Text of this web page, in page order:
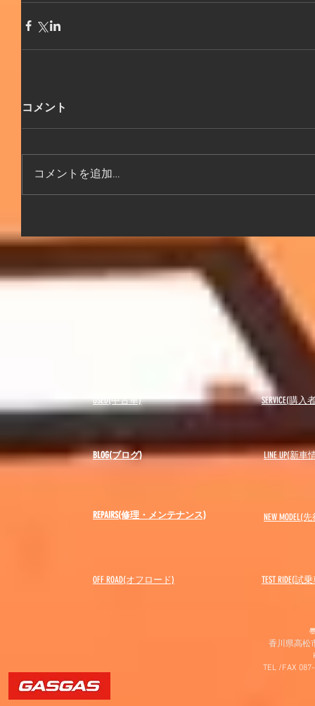
コメント
コメントを追加…
USED(中古車) SERVICE(購
BLOG(ブログ) LINE UP(新車
REPAIRS(修理・メンテナンス) NEW MODEL(先
OFF ROAD(オフロード) ​TEST RIDE(試
香川県高松
TEL /FAX